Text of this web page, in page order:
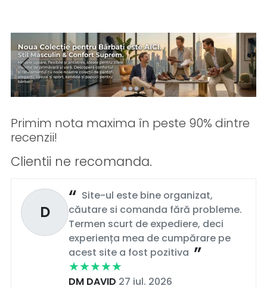
Primim nota maxima în peste 90% dintre
recenzii!
Clientii ne recomanda.
D
Site-ul este bine organizat,
căutare si comanda fără probleme.
Termen scurt de expediere, deci
experiența mea de cumpărare pe
acest site a fost pozitiva
DM DAVID 27 iul. 2026